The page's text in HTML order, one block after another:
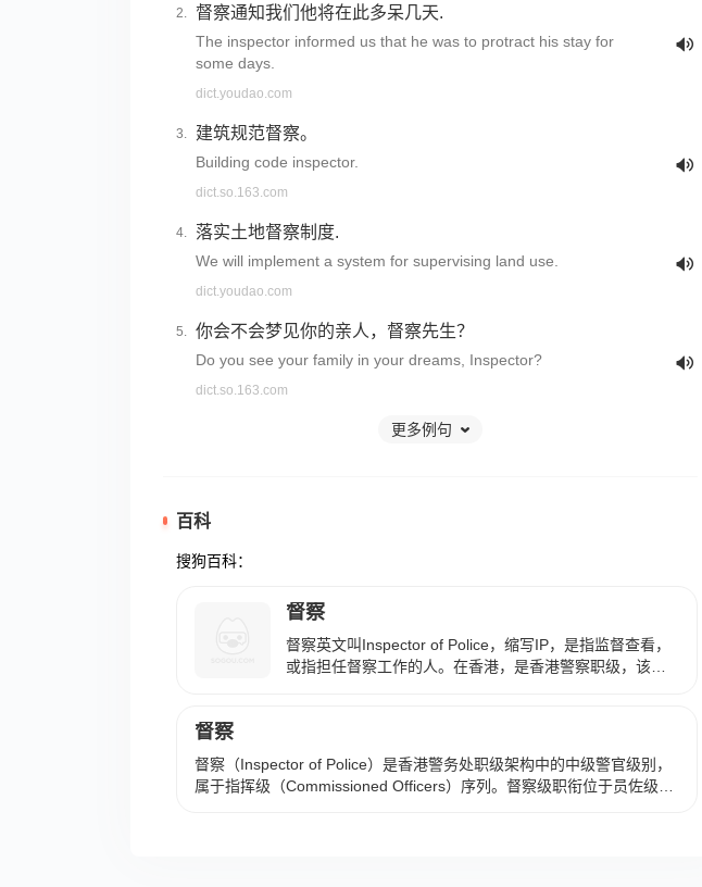
督察通知我们他将在此多呆几天.
The inspector informed us that he was to protract his stay for
some days.
dict.youdao.com
建筑规范督察。
Building code inspector.
dict.so.163.com
落实土地督察制度.
We will implement a system for supervising land use.
dict.youdao.com
你会不会梦见你的亲人，督察先生？
Do you see your family in your dreams, Inspector?
dict.so.163.com
更多例句
百科
搜狗百科：
督察
督察英文叫Inspector of Police，缩写IP，是指监督查看，
或指担任督察工作的人。在香港，是香港警察职级，该职
督察
督察（Inspector of Police）是香港警务处职级架构中的中级警官级别，
属于指挥级（Commissioned Officers）序列。督察级职衔位于员佐级